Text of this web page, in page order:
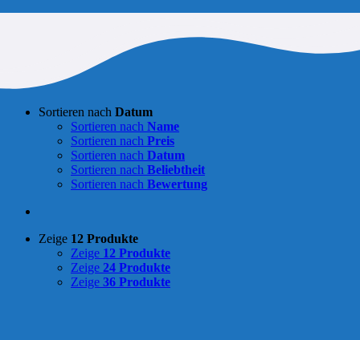
Sortieren nach Datum
Sortieren nach Name
Sortieren nach Preis
Sortieren nach Datum
Sortieren nach Beliebtheit
Sortieren nach Bewertung
Zeige 12 Produkte
Zeige 12 Produkte
Zeige 24 Produkte
Zeige 36 Produkte